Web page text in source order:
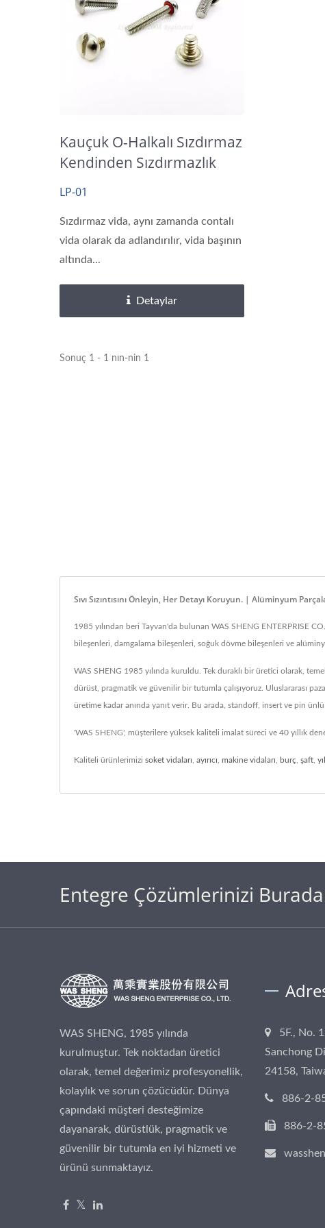
Kauçuk O-Halkalı Sızdırmaz
Kendinden Sızdırmazlık
Vidaları
LP-01
Sızdırmaz vida, aynı zamanda contalı
vida olarak da adlandırılır, vida başının
altında...
Detaylar
Sonuç 1 - 1 nın-nin 1
Pirinc Takviyeleri
Sıvı Sızıntısını Önleyin, Her Detayı Koruyun. | Alüminyum
1985 yılından beri Tayvan'da bulunan WAS SHENG ENTERPRISE
bileşenleri, damgalama bileşenleri, soğuk dövme bileşenleri ve
WAS SHENG 1985 yılında kuruldu. Tek duraklı bir üretici olarak,
dürüst, pragmatik ve güvenilir bir tutumla çalışıyoruz. Uluslararası
üretime kadar anında yanıt verir. Bu arada, standoff, insert ve pin
'WAS SHENG', müşterilere yüksek kaliteli imalat süreci ve 40 yıllık
Kaliteli ürünlerimizi soket vidaları ayırıcı makine vidaları burç şaft
Entegre Çözümlerinizi
WAS SHENG, 1985 yılında
kurulmuştur. Tek noktadan üretici
olarak, temel değerimiz profesyonellik,
kolaylık ve sorun çözücüdür. Dünya
çapındaki müşteri desteğimize
dayanarak, dürüstlük, pragmatik ve
güvenilir bir tutumla en iyi hizmeti ve
ürünü sunmaktayız.
5F., No.
Sanchong
24158,
886-2-
886-2-